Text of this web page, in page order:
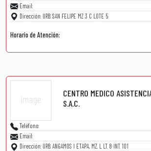
Email:
Dirección: URB. SAN FELIPE MZ 3 C LOTE 5
Horario de Atención:
CENTRO MEDICO
S.A.C.
Teléfono:
Email:
Dirección: URB. ANGAMOS I ETAPA, MZ. L LT. 8 INT. 101